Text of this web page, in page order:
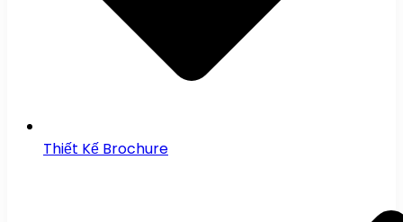
Thiết Kế Brochure